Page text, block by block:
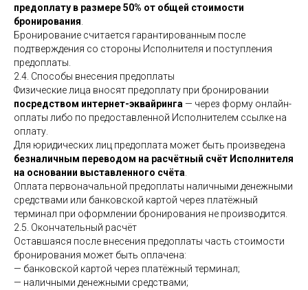
предоплату в размере 50% от общей стоимости
бронирования
Бронирование считается гарантированным после
подтверждения со стороны Исполнителя и поступления
предоплаты.
2.4. Способы внесения предоплаты
Физические лица вносят предоплату при бронировании
посредством интернет-эквайринга — через форму онлайн-
оплаты либо по предоставленной Исполнителем ссылке на
оплату.
Для юридических лиц предоплата может быть произведена
безналичным переводом на расчётный счёт Исполнителя
на основании выставленного счёта
Оплата первоначальной предоплаты наличными денежными
средствами или банковской картой через платёжный
терминал при оформлении бронирования не производится.
2.5. Окончательный расчёт
Оставшаяся после внесения предоплаты часть стоимости
бронирования может быть оплачена:
— банковской картой через платёжный терминал;
— наличными денежными средствами;